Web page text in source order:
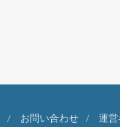
お問い合わせ 運営